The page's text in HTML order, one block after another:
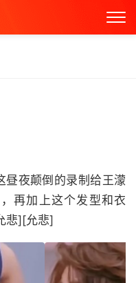
昼夜颠倒的录制给王濛
再加上这个发型和衣
悲][允悲]